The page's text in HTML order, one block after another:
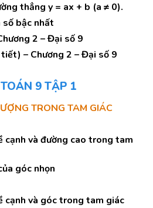
thẳng y = ax + b (a ≠ 0).
số bậc nhất
2 – Đại số 9
– Chương 2 – Đại số 9
9 TẬP 1
TRONG TAM GIÁC
cạnh và đường cao trong tam
góc nhọn
cạnh và góc trong tam giác